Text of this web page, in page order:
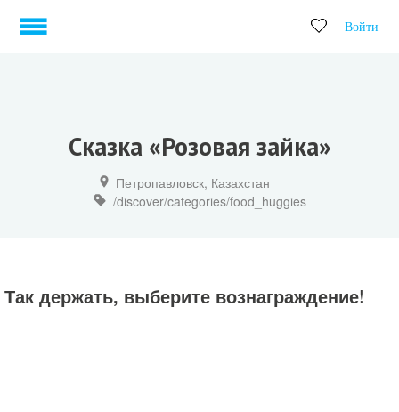
Войти
Сказка «Розовая зайка»
Петропавловск, Казахстан
/discover/categories/food_huggies
Так держать, выберите вознаграждение!